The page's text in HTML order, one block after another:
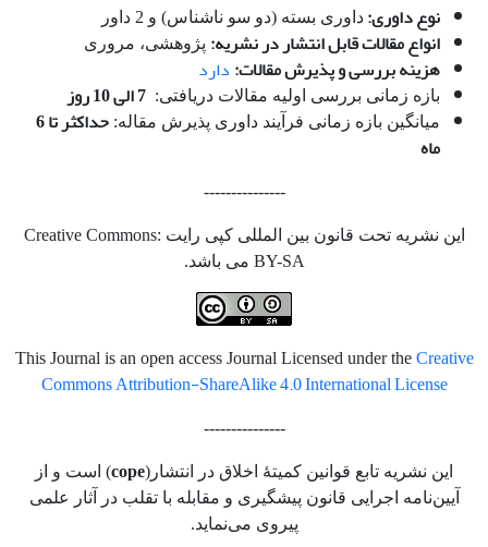
نوع داوری: داوری بسته (دو سو ناشناس) و 2 داور
انواع مقالات قابل انتشار در نشریه: پژوهشی، مروری
هزینه بررسی و پذیرش مقالات: دارد
بازه زمانی بررسی اولیه مقالات دریافتی: 7 الی 10 روز
میانگین بازه زمانی فرآیند داوری پذیرش مقاله:
حداکثر تا 6
ماه
---------------
این نشریه تحت قانون بین المللی کپی رایت Creative Commons:
BY-SA می باشد.
This Journal is an open access Journal Licensed under the Creative
Commons Attribution-ShareAlike 4.0 International License
---------------
این نشریه تابع قوانین کمیتۀ اخلاق در انتشار(cope) است و از
آیین‌نامه اجرایی قانون پیشگیری و مقابله با تقلب در آثار علمی
پیروی می‌نماید.